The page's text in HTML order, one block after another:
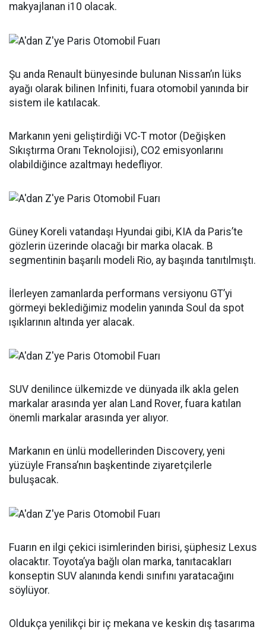
makyajlanan i10 olacak.
Şu anda Renault bünyesinde bulunan Nissan’ın lüks
ayağı olarak bilinen Infiniti, fuara otomobil yanında bir
sistem ile katılacak.
Markanın yeni geliştirdiği VC-T motor (Değişken
Sıkıştırma Oranı Teknolojisi), CO2 emisyonlarını
olabildiğince azaltmayı hedefliyor.
Güney Koreli vatandaşı Hyundai gibi, KIA da Paris’te
gözlerin üzerinde olacağı bir marka olacak. B
segmentinin başarılı modeli Rio, ay başında tanıtılmıştı.
İlerleyen zamanlarda performans versiyonu GT’yi
görmeyi beklediğimiz modelin yanında Soul da spot
ışıklarının altında yer alacak.
SUV denilince ülkemizde ve dünyada ilk akla gelen
markalar arasında yer alan Land Rover, fuara katılan
önemli markalar arasında yer alıyor.
Markanın en ünlü modellerinden Discovery, yeni
yüzüyle Fransa’nın başkentinde ziyaretçilerle
buluşacak.
Fuarın en ilgi çekici isimlerinden birisi, şüphesiz Lexus
olacaktır. Toyota’ya bağlı olan marka, tanıtacakları
konseptin SUV alanında kendi sınıfını yaratacağını
söylüyor.
Oldukça yenilikçi bir iç mekana ve keskin dış tasarıma